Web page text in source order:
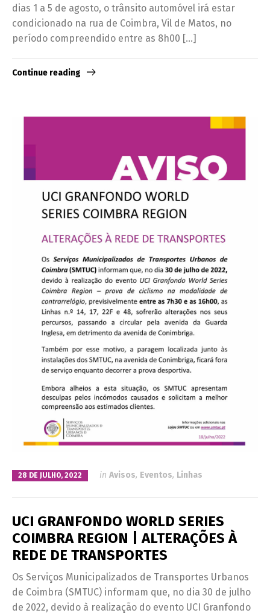
dias 1 a 5 de agosto, o trânsito automóvel irá estar
condicionado na rua de Coimbra, Vil de Matos, no
período compreendido entre as 8h00 […]
Continue reading
28 DE JULHO, 2022 in Avisos, Eventos, Linhas
UCI GRANFONDO WORLD SERIES
COIMBRA REGION | ALTERAÇÕES À
REDE DE TRANSPORTES
Os Serviços Municipalizados de Transportes Urbanos
de Coimbra (SMTUC) informam que, no dia 30 de julho
de 2022, devido à realização do evento UCI Granfondo